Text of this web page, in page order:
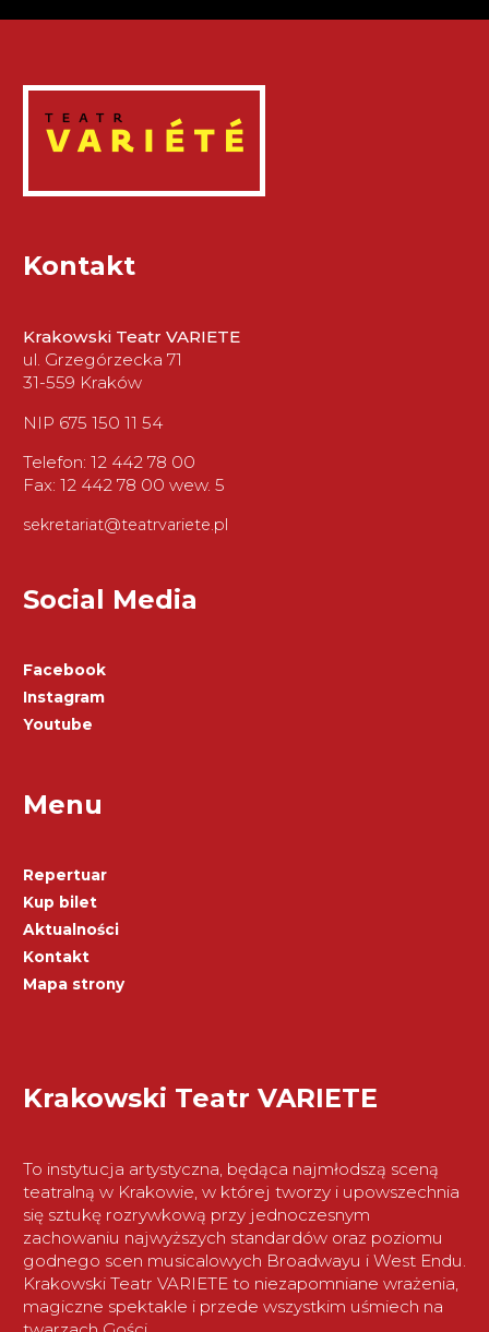
Kontakt
Krakowski Teatr VARIETE
ul. Grzegórzecka 71
31-559 Kraków
NIP 675 150 11 54
Telefon: 12 442 78 00
Fax: 12 442 78 00 wew. 5
sekretariat@teatrvariete.pl
Social Media
Facebook
Instagram
Youtube
Menu
Repertuar
Kup bilet
Aktualności
Kontakt
Mapa strony
Krakowski Teatr VARIETE
To instytucja artystyczna, będąca najmłodszą sceną
teatralną w Krakowie, w której tworzy i upowszechnia
się sztukę rozrywkową przy jednoczesnym
zachowaniu najwyższych standardów oraz poziomu
godnego scen musicalowych Broadwayu i West Endu.
Krakowski Teatr VARIETE to niezapomniane wrażenia,
magiczne spektakle i przede wszystkim uśmiech na